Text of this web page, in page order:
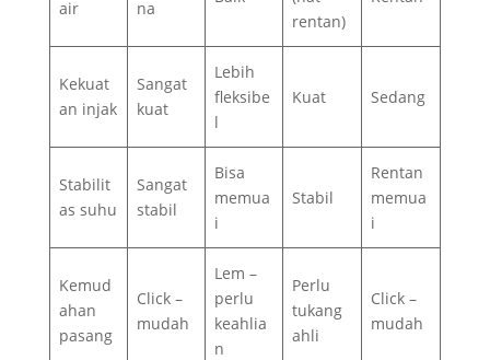
air
na
rentan)
Kekuat
an injak
Sangat
kuat
Lebih
fleksibe
l
Kuat Sedang
Stabilit
as suhu
Sangat
stabil
Bisa
memua
i
Stabil
Rentan
memua
i
Kemud
ahan
pasang
Click –
mudah
Lem –
perlu
keahlia
n
Perlu
tukang
ahli
Click –
mudah